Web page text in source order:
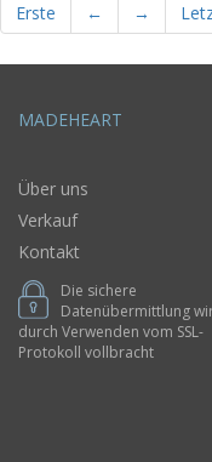
Erste ← →
MADEHEART
Über uns
Verkauf
Kontakt
Die sichere
Datenübermittlung
durch Verwenden vom SSL-
Protokoll vollbracht